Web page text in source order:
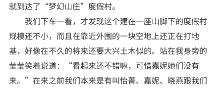
就到达了“梦幻山庄”度假村。
我们下车一看，才发现这个建在一座山脚下的度假村
规模还不小，而且在靠近外围的一块空地上还正在打地
基，好像在不久的将来还要大兴土木似的。站在我身旁的
莹莹笑着说道：“看起来还不错嘛，可惜嘉妮她们没有
来。”在来之前我们本来是有叫怡菁、嘉妮、晓燕跟我们